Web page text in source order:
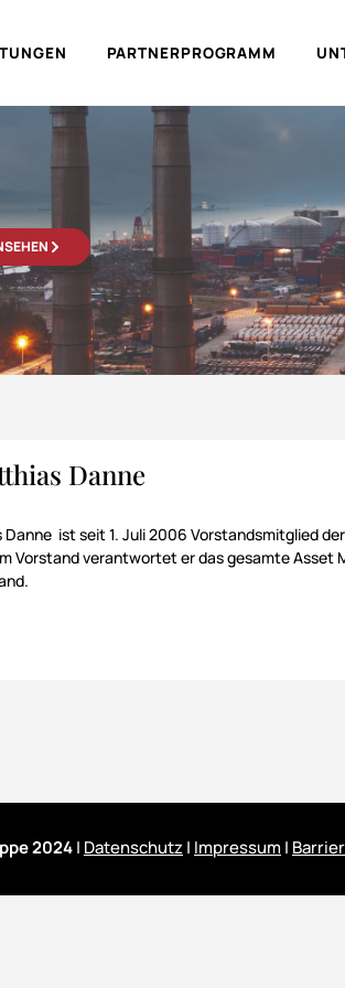
PARTNERPROGRAMM
Danne
Danne ist seit 1. Juli 2006 Vorstandsmitglied
Vorstand verantwortet er das gesamte Asset
2024| Datenschutz| Impressum |